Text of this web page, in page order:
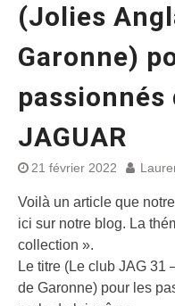
(Jolies
Garonne)
passionnés
JAGUAR
21 février 2022
Voilà un article que
ici sur notre blog. La
collection ».
Le titre (Le club JAG 31
de Garonne) pour les